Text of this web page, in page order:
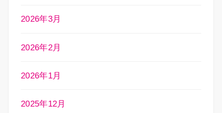
2026年3月
2026年2月
2026年1月
2025年12月